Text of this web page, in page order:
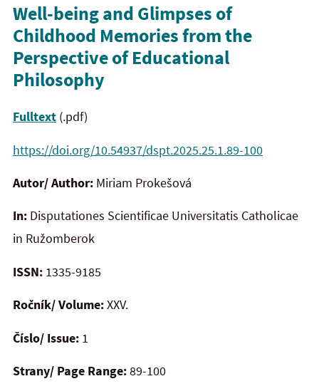
Well-being and Glimpses of
Childhood Memories from the
Perspective of Educational
Philosophy
Fulltext (.pdf)
https://doi.org/10.54937/dspt.2025.25.1.89-100
Autor/ Author: Miriam Prokešová
In: Disputationes Scientificae Universitatis Catholicae
in Ružomberok
ISSN: 1335-9185
Ročník/ Volume:XXV.
Číslo/ Issue: 1
Strany/ Page Range:89-100